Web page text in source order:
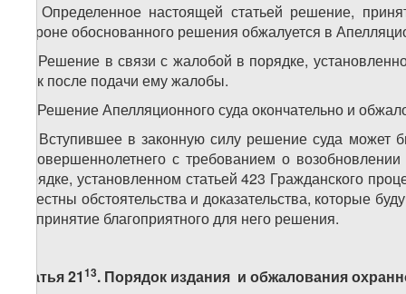
14. Определенное настоящей статьей решение,
стороне обоснованного решения обжалуется в
15. Решение в связи с жалобой в порядке,
срок после подачи ему жалобы.
16. Решение Апелляционного суда окончательно и
17. Вступившее в законную силу решение суда может
несовершеннолетнего с требованием о
порядке, установленном статьей 423 Гражданского
известны обстоятельства и доказательства, которые
бы принятие благоприятного для него решения.
Статья 2113. Порядок издания и обжалования